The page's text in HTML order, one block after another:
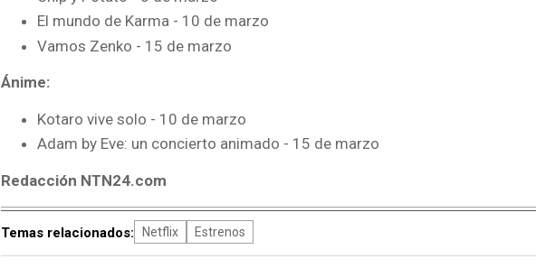
El mundo de Karma - 10 de marzo
Vamos Zenko - 15 de marzo
Ánime:
Kotaro vive solo - 10 de marzo
Adam by Eve: un concierto animado - 15 de marzo
Redacción NTN24.com
Temas relacionados: Netflix Estrenos